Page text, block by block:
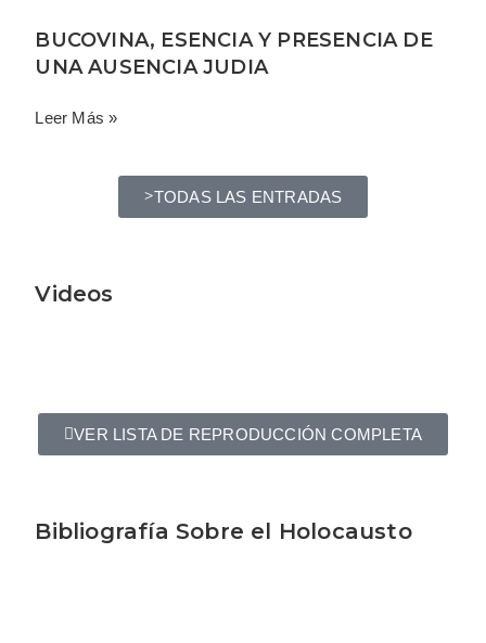
BUCOVINA, ESENCIA Y PRESENCIA DE
UNA AUSENCIA JUDIA
Leer Más »
TODAS LAS ENTRADAS
Videos
VER LISTA DE REPRODUCCIÓN COMPLETA
Bibliografía Sobre el Holocausto